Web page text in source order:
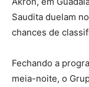
Saudita duelam
chances de
Fechando a
meia-noite, o